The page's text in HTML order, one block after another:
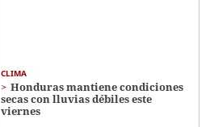
CLIMA
Honduras mantiene condiciones
secas con lluvias débiles este
viernes